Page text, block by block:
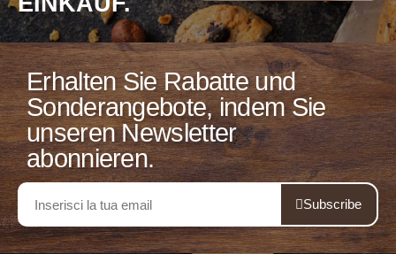
Erhalten Sie Rabatte und
Sonderangebote, indem Sie
unseren Newsletter
abonnieren.
Subscribe